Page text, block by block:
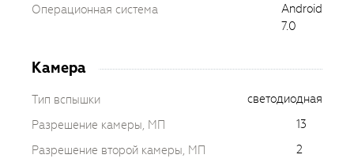
Операционная система
Android
7.0
Камера
Тип вспышки
светодиодная
Разрешение камеры, МП
13
Разрешение второй камеры, МП
2